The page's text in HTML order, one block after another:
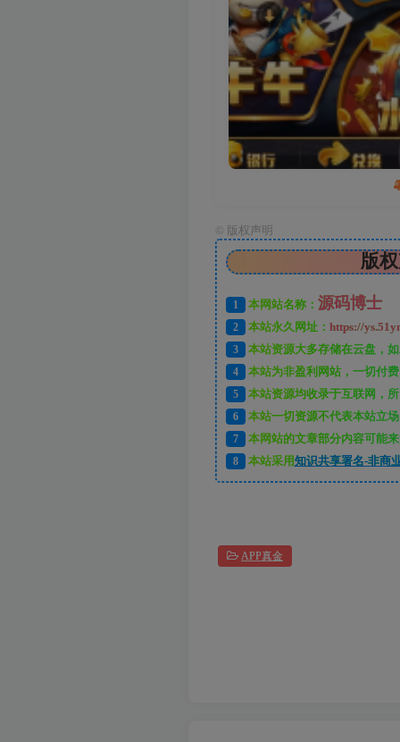
版权声明
版
1 本网站名称： 源码博士
2 本站永久网址： https://
3
本站资源大多存储在云盘，
4
本站为非盈利网站，一切付
5
本站资源均收录于互联网，
6
本站一切资源不代表本站立
7
本网站的文章部分内容可能
8
本站采用知识共享署名-非商
APP真金